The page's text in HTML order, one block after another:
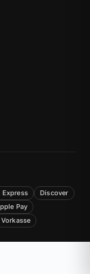
Express
Discover
Pay
Vorkasse